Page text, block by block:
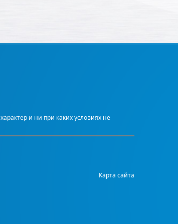
и ни при каких условиях не
Карта сайта